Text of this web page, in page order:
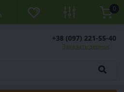
0
+38 (097) 221-55-40
Заказать звонок